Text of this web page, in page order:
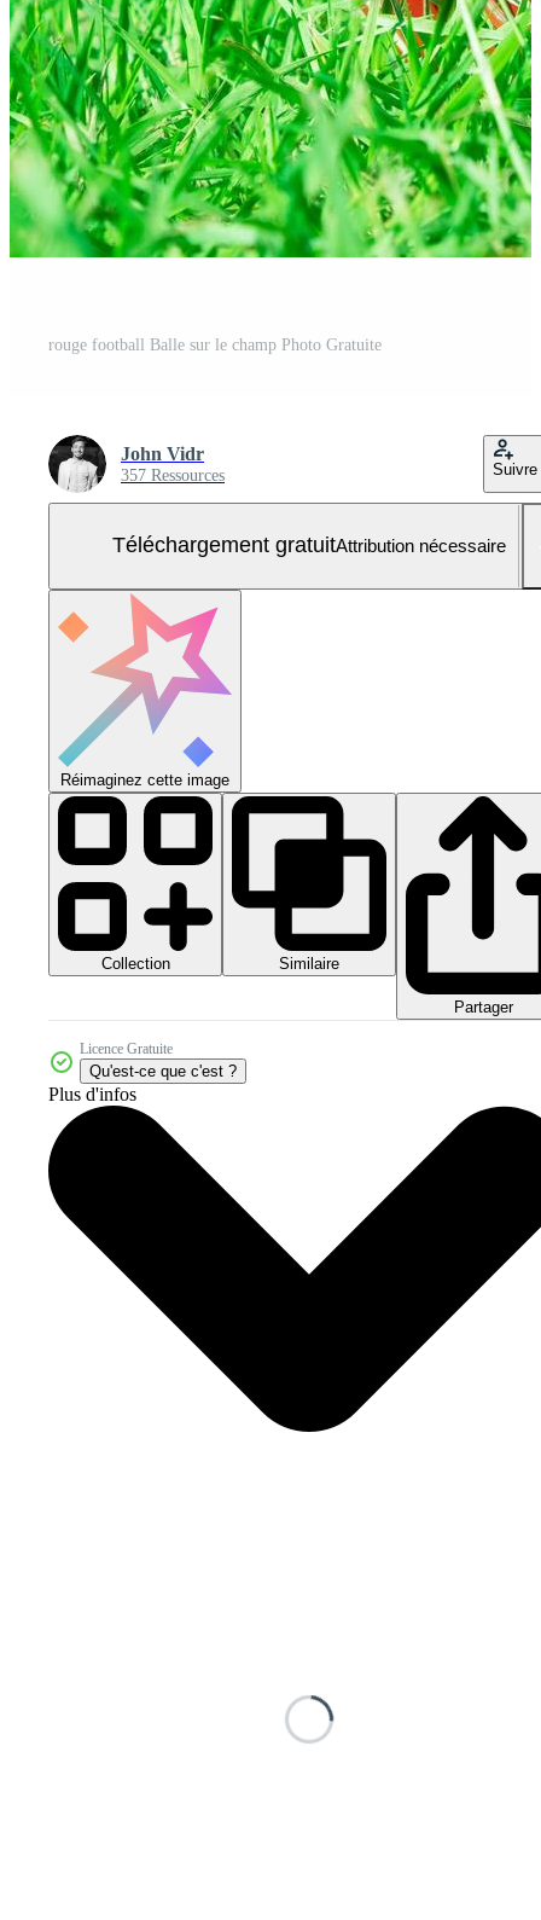
rouge football Balle sur le champ Photo Gratuite
John Vidr
357 Ressources Suivre
Téléchargement gratuitAttribution nécessaire
Réimaginez cette image
Collection Similaire
Partager
Licence Gratuite
Qu'est-ce que c'est ?
Plus d'infos